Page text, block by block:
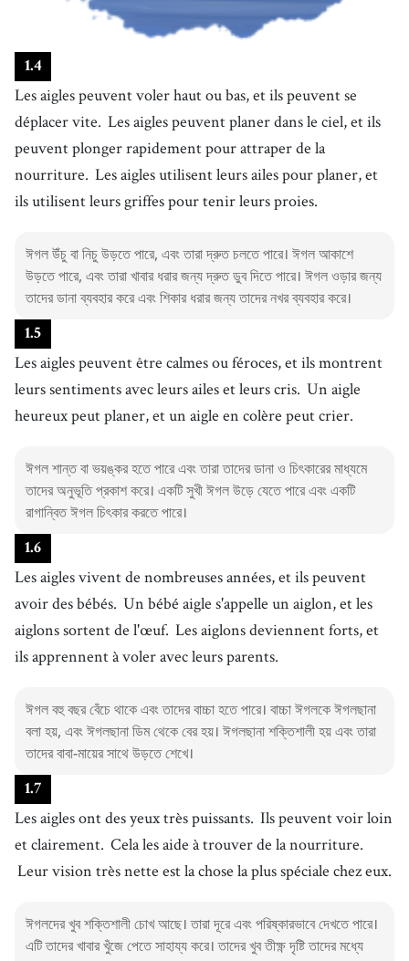
1.4
Les aigles peuvent voler haut ou bas, et ils peuvent se
déplacer vite. Les aigles peuvent planer dans le ciel, et ils
peuvent plonger rapidement pour attraper de la
nourriture. Les aigles utilisent leurs ailes pour planer, et
ils utilisent leurs griffes pour tenir leurs proies.
ঈগল উঁচু বা নিচু উড়তে পারে, এবং তারা দ্রুত চলতে পারে। ঈগল আকাশে
উড়তে পারে, এবং তারা খাবার ধরার জন্য দ্রুত ডুব দিতে পারে। ঈগল ওড়ার জন্য
তাদের ডানা ব্যবহার করে এবং শিকার ধরার জন্য তাদের নখর ব্যবহার করে।
1.5
Les aigles peuvent être calmes ou féroces, et ils montrent
leurs sentiments avec leurs ailes et leurs cris. Un aigle
heureux peut planer, et un aigle en colère peut crier.
ঈগল শান্ত বা ভয়ঙ্কর হতে পারে এবং তারা তাদের ডানা ও চিৎকারের মাধ্যমে
তাদের অনুভূতি প্রকাশ করে। একটি সুখী ঈগল উড়ে যেতে পারে এবং একটি
রাগান্বিত ঈগল চিৎকার করতে পারে।
1.6
Les aigles vivent de nombreuses années, et ils peuvent
avoir des bébés. Un bébé aigle s'appelle un aiglon, et les
aiglons sortent de l'œuf. Les aiglons deviennent forts, et
ils apprennent à voler avec leurs parents.
ঈগল বহু বছর বেঁচে থাকে এবং তাদের বাচ্চা হতে পারে। বাচ্চা ঈগলকে ঈগলছানা
বলা হয়, এবং ঈগলছানা ডিম থেকে বের হয়। ঈগলছানা শক্তিশালী হয় এবং তারা
তাদের বাবা-মায়ের সাথে উড়তে শেখে।
1.7
Les aigles ont des yeux très puissants. Ils peuvent voir loin
et clairement. Cela les aide à trouver de la nourriture.
Leur vision très nette est la chose la plus spéciale chez eux.
ঈগলদের খুব শক্তিশালী চোখ আছে। তারা দূরে এবং পরিষ্কারভাবে দেখতে পারে।
এটি তাদের খাবার খুঁজে পেতে সাহায্য করে। তাদের খুব তীক্ষ্ণ দৃষ্টি তাদের মধ্যে